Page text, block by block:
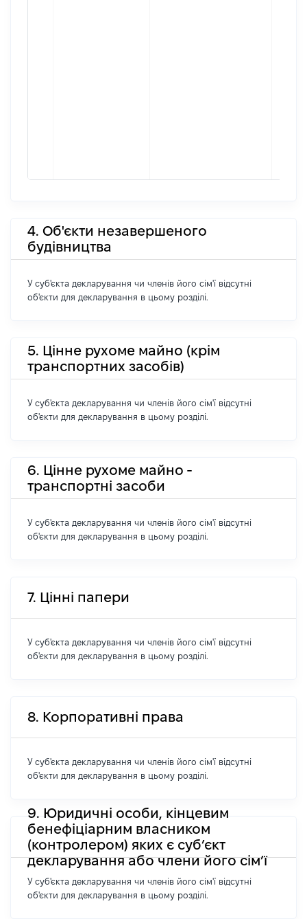
4. Об'єкти незавершеного
будівництва
У суб'єкта декларування чи членів його сім'ї відсутні
об'єкти для декларування в цьому розділі.
5. Цінне рухоме майно (крім
транспортних засобів)
У суб'єкта декларування чи членів його сім'ї відсутні
об'єкти для декларування в цьому розділі.
6. Цінне рухоме майно -
транспортні засоби
У суб'єкта декларування чи членів його сім'ї відсутні
об'єкти для декларування в цьому розділі.
7. Цінні папери
У суб'єкта декларування чи членів його сім'ї відсутні
об'єкти для декларування в цьому розділі.
8. Корпоративні права
У суб'єкта декларування чи членів його сім'ї відсутні
об'єкти для декларування в цьому розділі.
9. Юридичні особи, кінцевим
бенефіціарним власником
(контролером) яких є суб’єкт
декларування або члени його сім’ї
У суб'єкта декларування чи членів його сім'ї відсутні
об'єкти для декларування в цьому розділі.